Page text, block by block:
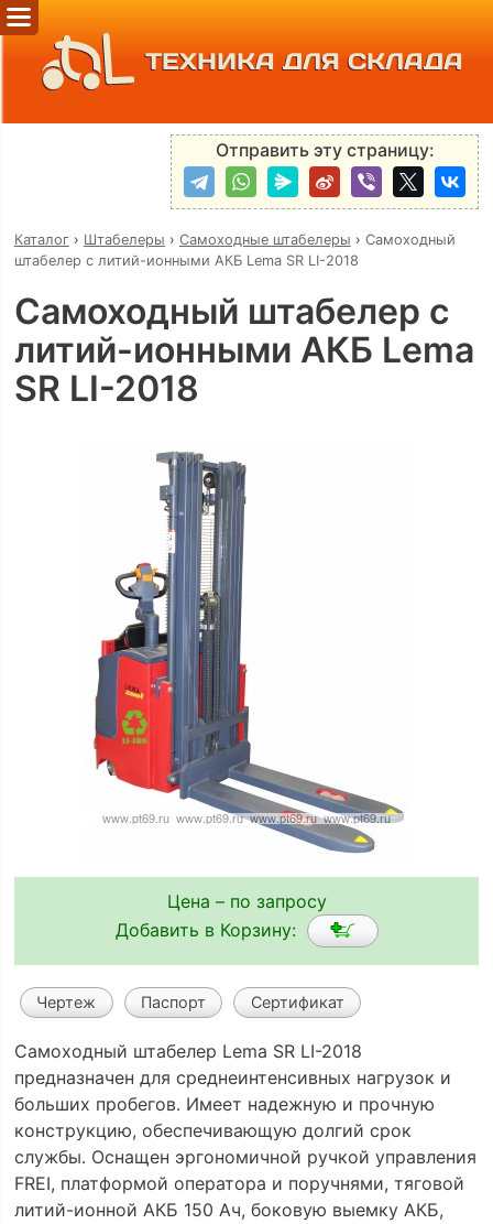
ТЕХНИКА ДЛЯ СКЛАДА
Отправить эту страницу:
Каталог› Штабелеры › Самоходные штабелеры › Самоходный
штабелер с литий-ионными АКБ Lema SR LI-2018
Самоходный штабелер с
литий-ионными АКБ Lema
SR LI-2018
Цена – по запросу
Добавить в Корзину:
Чертеж Паспорт Сертификат
Самоходный штабелер Lema SR LI-2018
предназначен для среднеинтенсивных нагрузок и
больших пробегов. Имеет надежную и прочную
конструкцию, обеспечивающую долгий срок
службы. Оснащен эргономичной ручкой управления
FREI, платформой оператора и поручнями, тяговой
литий-ионной АКБ 150 Ач, боковую выемку АКБ,